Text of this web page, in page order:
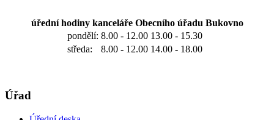
úřední hodiny kanceláře Obecního úřadu Bukovno
pondělí: 8.00 - 12.00 13.00 - 15.30
středa:
8.00 - 12.00 14.00 - 18.00
Úřad